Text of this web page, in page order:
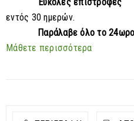
Εύκολες επιστροφές
εντός 30 ημερών.
Παράλαβε όλο το
Μάθετε περισσότερα